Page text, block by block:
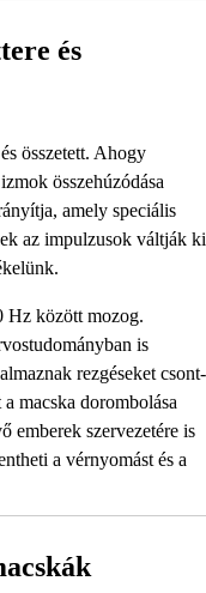
és
összetett. Ahogy
összehúzódása
amely speciális
az impulzusok váltják ki
Hz között mozog.
is
rezgéseket csont-
macska dorombolása
emberek szervezetére is
a vérnyomást és a